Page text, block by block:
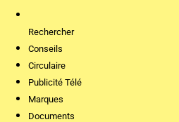
Rechercher
Conseils
Circulaire
Publicité Télé
Marques
Documents